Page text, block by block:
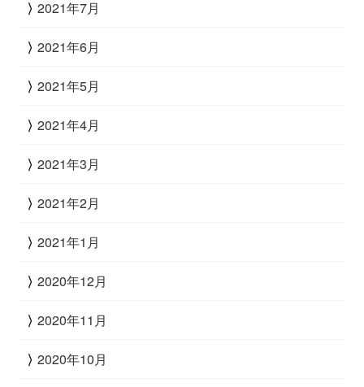
2021年7月
2021年6月
2021年5月
2021年4月
2021年3月
2021年2月
2021年1月
2020年12月
2020年11月
2020年10月